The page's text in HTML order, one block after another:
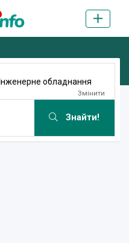
Інженерне обладнання
Змінити
Знайти!